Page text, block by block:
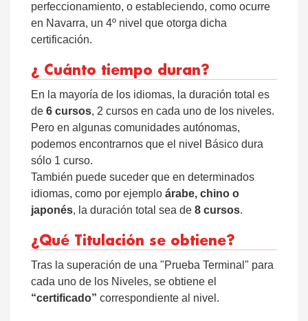
perfeccionamiento, o estableciendo, como ocurre
en Navarra, un 4º nivel que otorga dicha
certificación.
¿ Cuánto tiempo duran?
En la mayoría de los idiomas, la duración total es
de 6 cursos, 2 cursos en cada uno de los niveles.
Pero en algunas comunidades autónomas,
podemos encontrarnos que el nivel Básico dura
sólo 1 curso.
También puede suceder que en determinados
idiomas, como por ejemplo árabe, chino o
japonés, la duración total sea de 8 cursos.
¿Qué Titulación se obtiene?
Tras la superación de una "Prueba Terminal" para
cada uno de los Niveles, se obtiene el
“certificado” correspondiente al nivel.